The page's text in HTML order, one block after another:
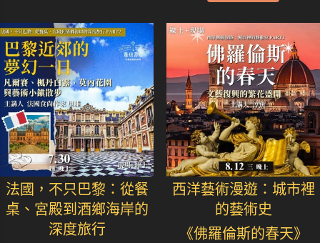
法國，不只巴黎：從餐
桌、宮殿到酒鄉海岸的
深度旅行
西洋藝術漫遊：城市裡
的藝術史
《佛羅倫斯的春天》